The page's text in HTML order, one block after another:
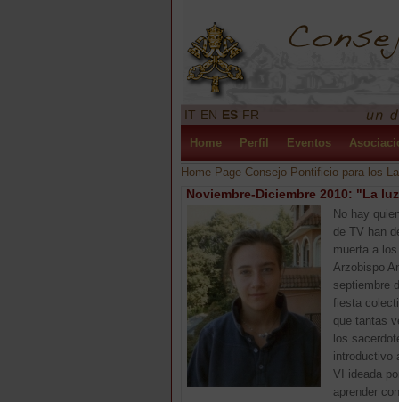
IT EN ES FR
Home Perfil Eventos
Home Page Consejo Pontificio para los
Noviembre-Diciembre 2010: "La
No hay
de TV han
muerta a
Arzobispo
septiembre
fiesta
que tantas
los
introductivo
VI ideada
aprender